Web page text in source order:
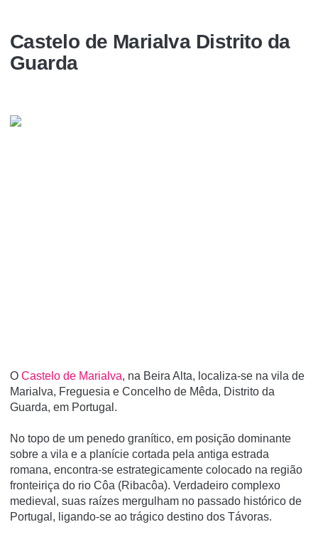
Castelo de Marialva Distrito da
Guarda
O Castelo de Marialva, na Beira Alta, localiza-se na vila de
Marialva, Freguesia e Concelho de Mêda, Distrito da
Guarda, em Portugal.
No topo de um penedo graní­tico, em posição dominante
sobre a vila e a planí­cie cortada pela antiga estrada
romana, encontra-se estrategicamente colocado na região
fronteiriça do rio Côa (Ribacôa). Verdadeiro complexo
medieval, suas raí­zes mergulham no passado histórico de
Portugal, ligando-se ao trágico destino dos Távoras.